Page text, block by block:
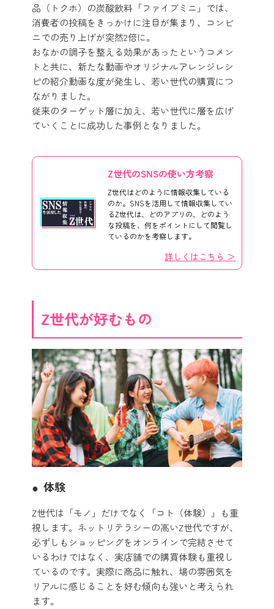
品（トクホ）の炭酸飲料「ファイブミニ」では、
消費者の投稿をきっかけに注目が集まり、コンビ
ニでの売り上げが突然2倍に。
おなかの調子を整える効果があったというコメン
トと共に、新たな動画やオリジナルアレンジレシ
ピの紹介動画な度が発生し、若い世代の購買につ
ながりました。
従来のターゲット層に加え、若い世代に層を広げ
ていくことに成功した事例となりました。
Z世代のSNSの使い方考察
Z世代はどのように情報収集している
のか。SNSを活用して情報収集してい
るZ世代は、どのアプリの、どのよう
な投稿を、何をポイントにして閲覧し
ているのかを考察します。
詳しくはこちら ＞
Z世代が好むもの
体験
Z世代は「モノ」だけでなく「コト（体験）」も重
視します。ネットリテラシーの高いZ世代ですが、
必ずしもショッピングをオンラインで完結させて
いるわけではなく、実店舗での購買体験も重視し
ているのです。実際に商品に触れ、場の雰囲気を
リアルに感じることを好む傾向も強いと考えられ
ます。